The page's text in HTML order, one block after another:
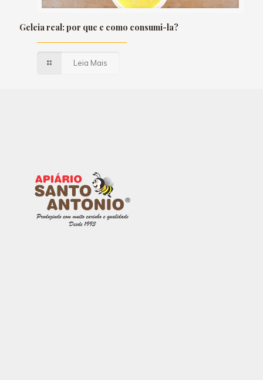
Geleia real: por que e como consumi-la?
Leia Mais